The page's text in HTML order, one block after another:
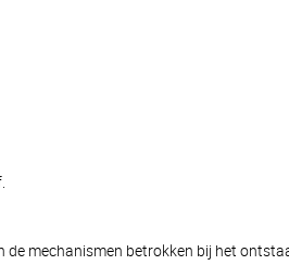
mechanismen betrokken bij het